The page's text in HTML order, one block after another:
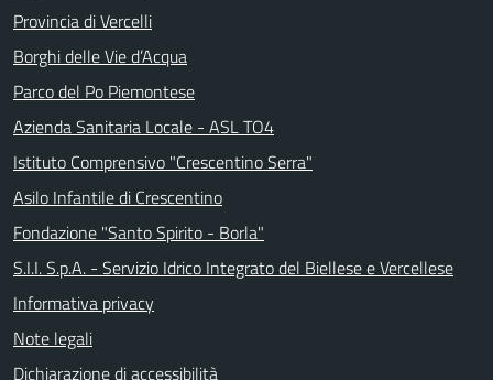
Provincia di Vercelli
Borghi delle Vie d’Acqua
Parco del Po Piemontese
Azienda Sanitaria Locale - ASL TO4
Istituto Comprensivo "Crescentino Serra"
Asilo Infantile di Crescentino
Fondazione "Santo Spirito - Borla"
S.I.I. S.p.A. - Servizio Idrico Integrato del Biellese e Vercellese
Informativa privacy
Note legali
Dichiarazione di accessibilità